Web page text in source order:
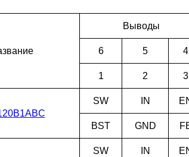
Выводы
6
5 4
1 2 3
SW IN
BST
GND
SW IN